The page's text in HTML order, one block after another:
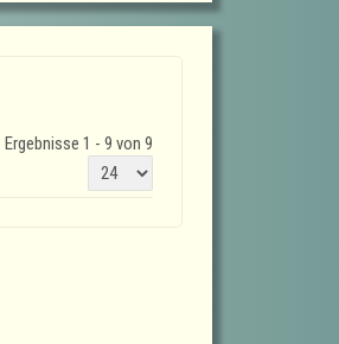
Ergebnisse 1 - 9 von 9